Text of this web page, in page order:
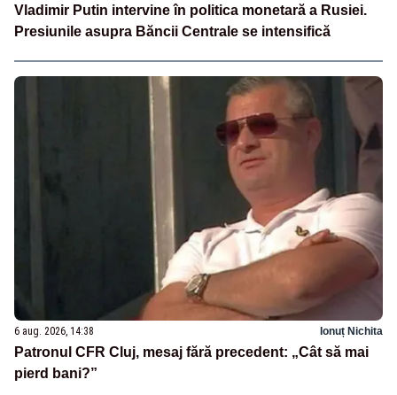
Vladimir Putin intervine în politica monetară a Rusiei.
Presiunile asupra Băncii Centrale se intensifică
6 aug. 2026, 14:38 Ionuț Nichita
Patronul CFR Cluj, mesaj fără precedent: „Cât să mai
pierd bani?”